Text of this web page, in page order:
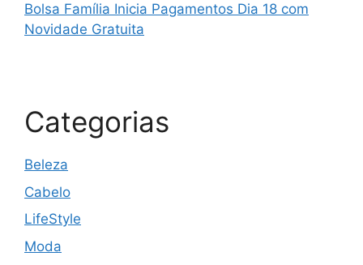
Bolsa Família Inicia Pagamentos Dia 18 com
Novidade Gratuita
Categorias
Beleza
Cabelo
LifeStyle
Moda